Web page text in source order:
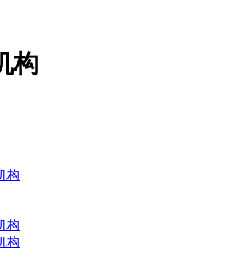
构
构
构
构